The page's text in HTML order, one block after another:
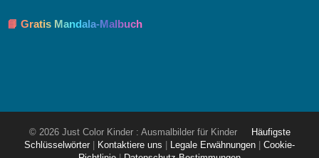
📘 Gratis Mandala-Malbuch
© 2026 Just Color Kinder : Ausmalbilder für Kinder
Häufigste
Schlüsselwörter
Kontaktiere uns Legale Erwähnungen
Cookie-